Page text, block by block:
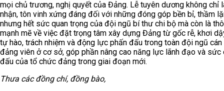
mọi chủ trương, nghị quyết của Đảng. Lễ tuyên dương không chỉ
nhận, tôn vinh xứng đáng đối với những đóng góp bền bỉ, thầm
nhưng hết sức quan trọng của đội ngũ bí thư chi bộ mà còn là
mạnh mẽ về việc đặt trọng tâm xây dựng Đảng từ gốc rễ, khơi
tự hào, trách nhiệm và động lực phấn đấu trong toàn đội ngũ cán
đảng viên ở cơ sở, góp phần nâng cao năng lực lãnh đạo và sức
đấu của tổ chức đảng trong giai đoạn mới.
Thưa các đồng chí, đồng bào,